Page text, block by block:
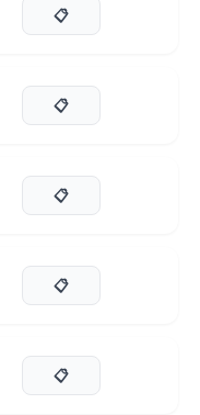
📋
📋
📋
📋
📋